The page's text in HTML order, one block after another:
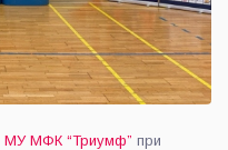
МУ МФК “Триумф” при